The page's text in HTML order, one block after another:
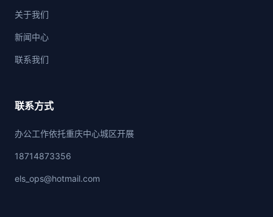
关于我们
新闻中心
联系我们
联系方式
办公工作依托重庆中心城区开展
18714873356
els_ops@hotmail.com